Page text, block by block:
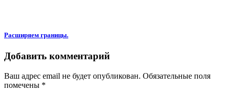
Расширяем границы.
Добавить комментарий
Ваш адрес email не будет опубликован. Обязательные поля
помечены *